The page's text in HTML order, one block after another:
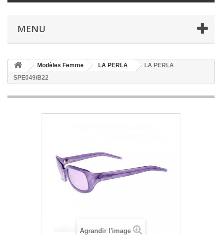
MENU
Modèles Femme LA PERLA
LA PERLA
SPE049/B22
Agrandir l'image